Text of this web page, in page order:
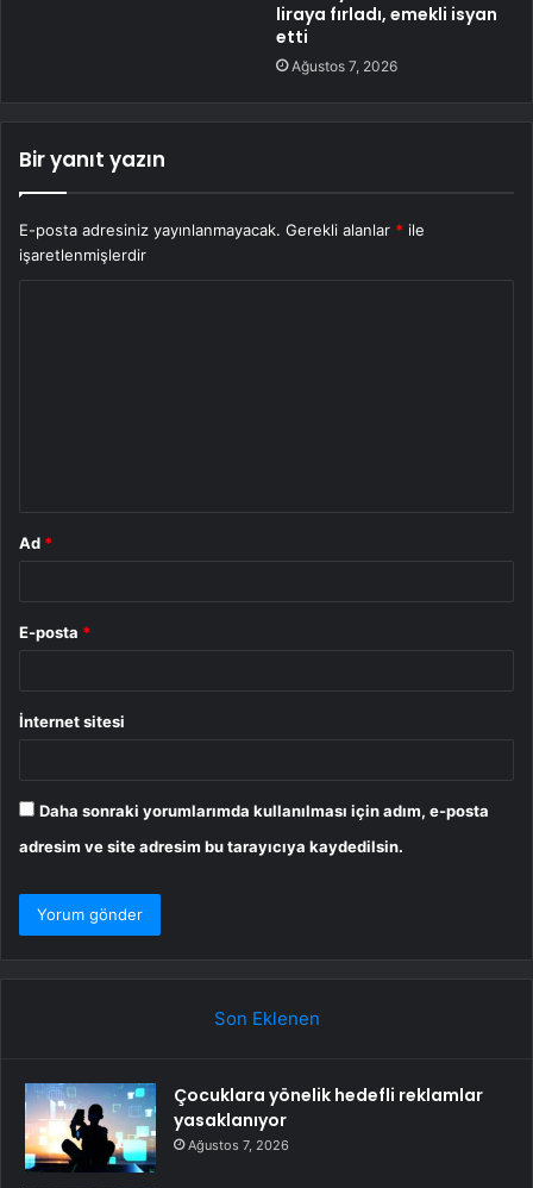
liraya fırladı, emekli isyan
etti
Ağustos 7, 2026
Bir yanıt yazın
E-posta adresiniz yayınlanmayacak. Gerekli alanlar * ile
işaretlenmişlerdir
Ad *
E-posta *
İnternet sitesi
Daha sonraki yorumlarımda kullanılması için adım, e-posta
adresim ve site adresim bu tarayıcıya kaydedilsin.
Son Eklenen
Çocuklara yönelik hedefli reklamlar
yasaklanıyor
Ağustos 7, 2026